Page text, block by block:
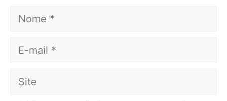
Nome
E-
Site